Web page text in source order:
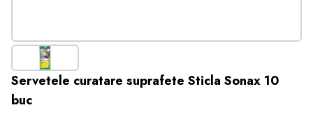
Servetele curatare suprafete Sticla Sonax 10
buc